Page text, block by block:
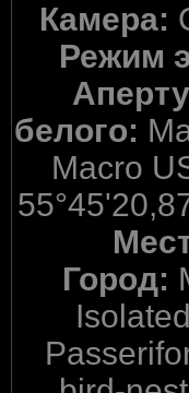
Камера:
Режим
белого:
Macro
Город: